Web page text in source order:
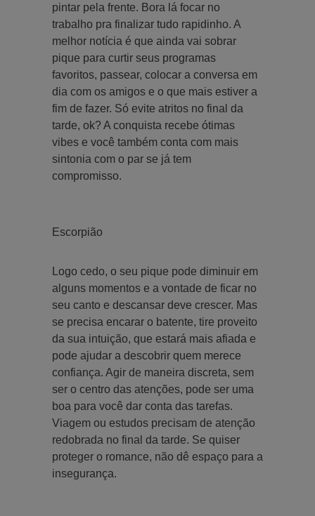
pintar pela frente. Bora lá focar no
trabalho pra finalizar tudo rapidinho. A
melhor notícia é que ainda vai sobrar
pique para curtir seus programas
favoritos, passear, colocar a conversa em
dia com os amigos e o que mais estiver a
fim de fazer. Só evite atritos no final da
tarde, ok? A conquista recebe ótimas
vibes e você também conta com mais
sintonia com o par se já tem
compromisso.
Escorpião
Logo cedo, o seu pique pode diminuir em
alguns momentos e a vontade de ficar no
seu canto e descansar deve crescer. Mas
se precisa encarar o batente, tire proveito
da sua intuição, que estará mais afiada e
pode ajudar a descobrir quem merece
confiança. Agir de maneira discreta, sem
ser o centro das atenções, pode ser uma
boa para você dar conta das tarefas.
Viagem ou estudos precisam de atenção
redobrada no final da tarde. Se quiser
proteger o romance, não dê espaço para a
insegurança.